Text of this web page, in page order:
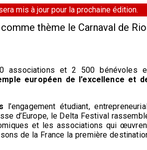
mis à jour pour la prochaine édition.
thème le Carnaval de Rio
associations et 2 500 bénévoles
européen de l’excellence et
l’engagement étudiant,
d’Europe, le Delta Festival
et les associations qui
de la France la première